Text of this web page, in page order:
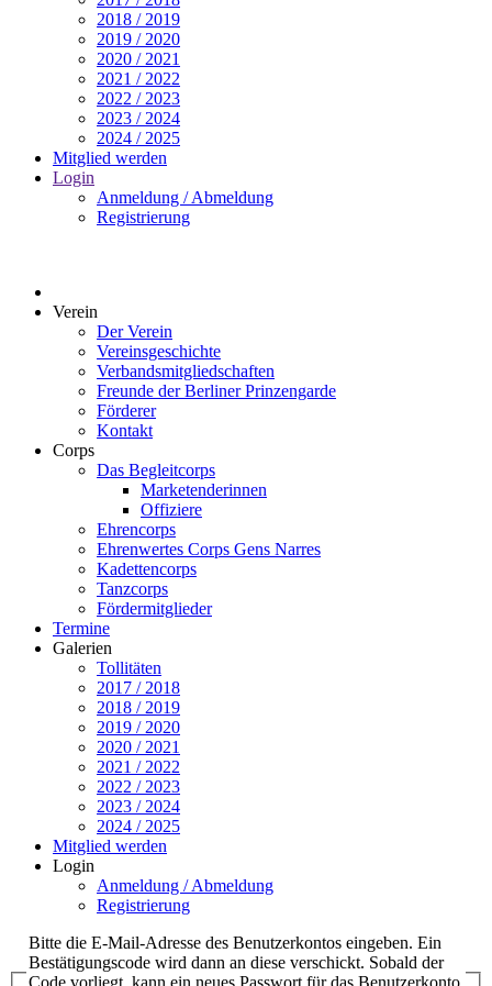
2018 / 2019
2019 / 2020
2020 / 2021
2021 / 2022
2022 / 2023
2023 / 2024
2024 / 2025
Mitglied werden
Login
Anmeldung / Abmeldung
Registrierung
Verein
Der Verein
Vereinsgeschichte
Verbandsmitgliedschaften
Freunde der Berliner Prinzengarde
Förderer
Kontakt
Corps
Das Begleitcorps
Marketenderinnen
Offiziere
Ehrencorps
Ehrenwertes Corps Gens Narres
Kadettencorps
Tanzcorps
Fördermitglieder
Termine
Galerien
Tollitäten
2017 / 2018
2018 / 2019
2019 / 2020
2020 / 2021
2021 / 2022
2022 / 2023
2023 / 2024
2024 / 2025
Mitglied werden
Login
Anmeldung / Abmeldung
Registrierung
Bitte die E-Mail-Adresse des Benutzerkontos eingeben. Ein
Bestätigungscode wird dann an diese verschickt. Sobald der
Code vorliegt, kann ein neues Passwort für das Benutzerkonto